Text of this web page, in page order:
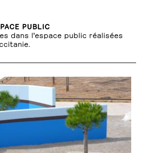
PUBLIC
dans l'espace public réalisées